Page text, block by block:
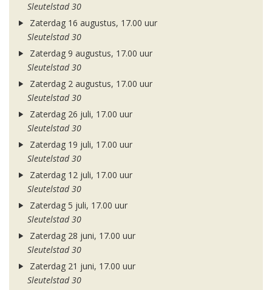
Sleutelstad 30
Zaterdag 16 augustus, 17.00 uur
Sleutelstad 30
Zaterdag 9 augustus, 17.00 uur
Sleutelstad 30
Zaterdag 2 augustus, 17.00 uur
Sleutelstad 30
Zaterdag 26 juli, 17.00 uur
Sleutelstad 30
Zaterdag 19 juli, 17.00 uur
Sleutelstad 30
Zaterdag 12 juli, 17.00 uur
Sleutelstad 30
Zaterdag 5 juli, 17.00 uur
Sleutelstad 30
Zaterdag 28 juni, 17.00 uur
Sleutelstad 30
Zaterdag 21 juni, 17.00 uur
Sleutelstad 30